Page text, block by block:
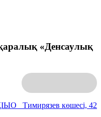
«Денсаулық
Тимирязев көшесі, 42